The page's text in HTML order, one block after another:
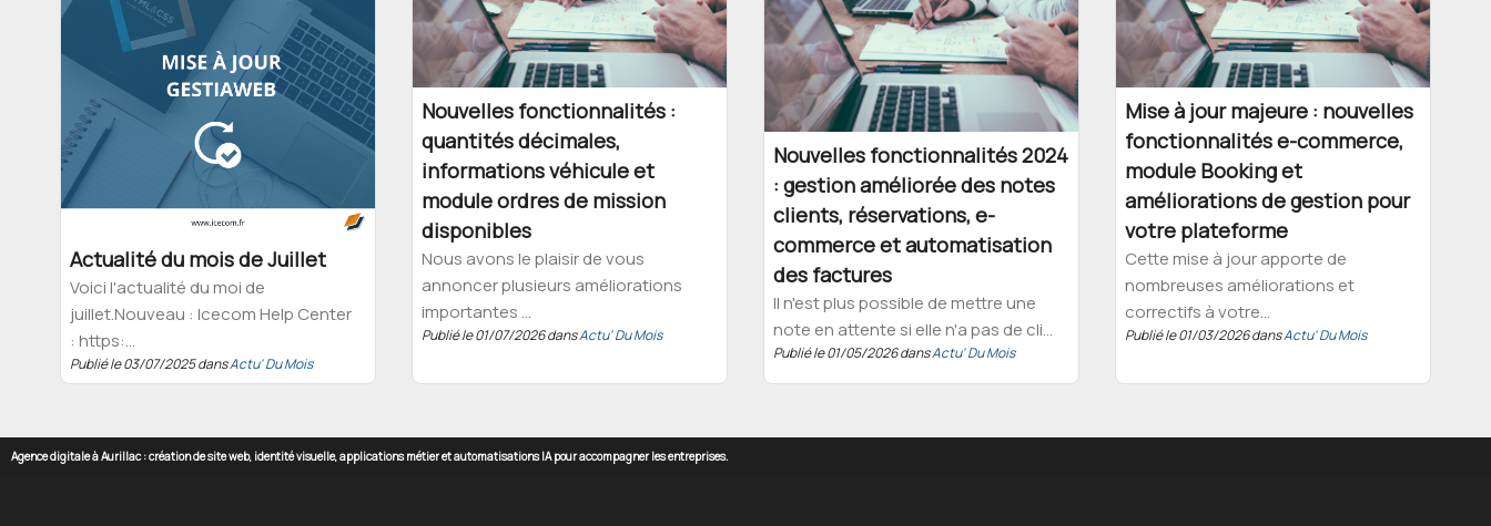
Actualité du mois de Juillet
Voici l'actualité du moi de
juillet.Nouveau : Icecom Help Center
: https:...
Publié le 03/07/2025 dansActu' Du Mois
Nouvelles fonctionnalités :
quantités décimales,
informations véhicule et
module ordres de mission
disponibles
Nous avons le plaisir de vous
annoncer plusieurs améliorations
importantes ...
Publié le 01/07/2026 dansActu' Du Mois
Nouvelles fonctionnalités 2024
: gestion améliorée des notes
clients, réservations, e-
commerce et automatisation
des factures
Il n'est plus possible de mettre une
note en attente si elle n'a pas de cli...
Publié le 01/05/2026 dansActu' Du Mois
Mise à jour majeure : nouvelles
fonctionnalités e-commerce,
module Booking et
améliorations de gestion pour
votre plateforme
Cette mise à jour apporte de
nombreuses améliorations et
correctifs à votre...
Publié le 01/03/2026 dansActu' Du Mois
Agence digitale à Aurillac : création de site web, identité visuelle, applications métier et automatisations IA pour accompagner les entreprises.